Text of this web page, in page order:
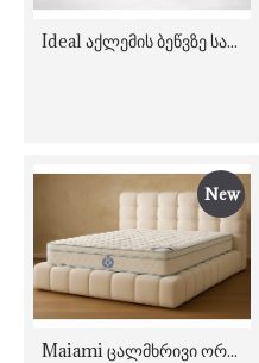
Ideal აქლემის ბეწვზე საშუალოდ მკვრივი ორთოპედიული მატრასი
New
Maiami ცალმხრივი ორთოპედიული ანატომიური მატრასი